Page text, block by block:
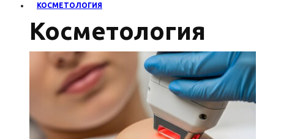
КОСМЕТОЛОГИЯ
Косметология